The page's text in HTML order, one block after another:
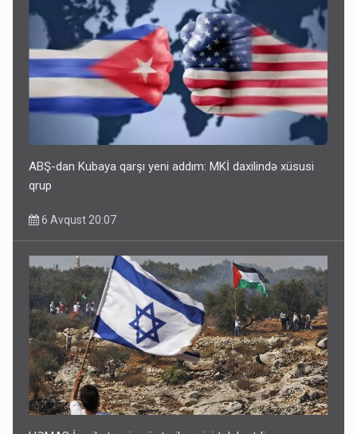
ABŞ-dan Kubaya qarşı yeni addım: MKİ daxilində xüsusi
qrup
6 Avqust 20:07